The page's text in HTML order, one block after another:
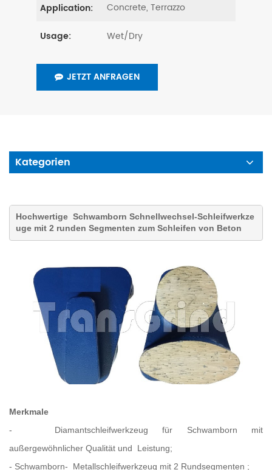
Application: Concrete, Terrazzo
Usage: Wet/Dry
JETZT ANFRAGEN
Kategorien
Hochwertige Schwamborn Schnellwechsel-Schleifwerkze
uge mit 2 runden Segmenten zum Schleifen von Beton
Merkmale
- Diamantschleifwerkzeug für Schwamborn mit
außergewöhnlicher Qualität und Leistung;
- Schwamborn- Metallschleifwerkzeug mit 2 Rundsegmenten ;